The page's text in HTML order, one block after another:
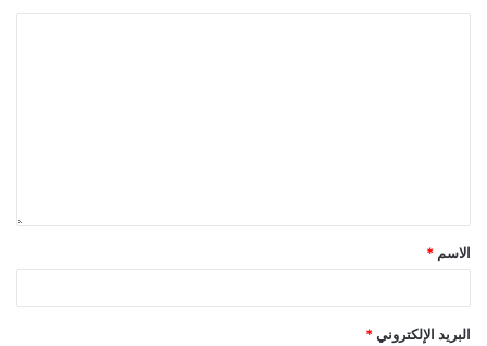
الاسم *
البريد الإلكتروني *